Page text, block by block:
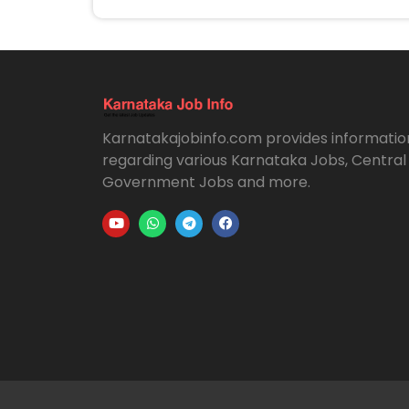
Karnatakajobinfo.com provides
regarding various Karnataka Jobs, Central
Government Jobs and more.